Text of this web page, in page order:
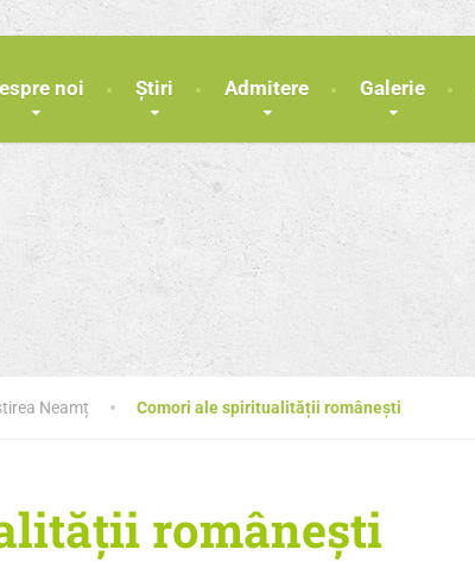
noi Știri Admitere Galerie
Neamț Comori ale spiritualității românești
românești